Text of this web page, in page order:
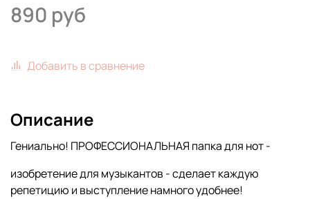
890 руб
Добавить в сравнение
Описание
Гениально! ПРОФЕССИОНАЛЬНАЯ папка для нот -
изобретение для музыкантов - сделает каждую
репетицию и выступление намного удобнее!